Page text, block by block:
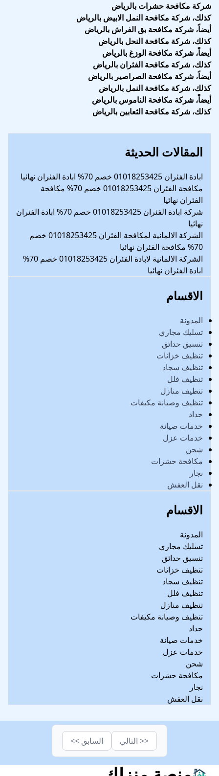
شركة مكافحة حشرات بالرياض
كذلك، شركة مكافحة النمل الابيض بالرياض
أيضاً، شركة مكافحة بق الفراش بالرياض
كذلك، شركة مكافحة النحل بالرياض
أيضاً، شركة مكافحة الوزغ بالرياض
كذلك، شركة مكافحة الفئران بالرياض
أيضاً، شركة مكافحة الصراصير بالرياض
كذلك، شركة مكافحة النمل بالرياض
أيضاً، شركة مكافحة الناموس بالرياض
كذلك، شركة مكافحة الثعابين بالرياض
المقالات الحديثة
ابادة الفئران 01018253425 خصم 70% ابادة الفئران نهائيا
مكافحة الفئران 01018253425 خصم 70% مكافحة
الفئران نهائيا
شركة ابادة الفئران 01018253425 خصم 70% ابادة الفئران
نهائيا
الشركة الالمانية لمكافحة الفئران 01018253425 خصم
70% مكافحة الفئران نهائيا
الشركة الالمانية لابادة الفئران 01018253425 خصم 70%
ابادة الفئران نهائيا
الاقسام
المدونة
تسليك مجاري
تنسيق حدائق
تنظيف خزانات
تنظيف سجاد
تنظيف فلل
تنظيف منازل
تنظيف وصيانة مكيفات
حداد
خدمات صيانة
خدمات عزل
شحن
مكافحة حشرات
نجار
نقل العفش
الاقسام
المدونة
تسليك مجاري
تنسيق حدائق
تنظيف خزانات
تنظيف سجاد
تنظيف فلل
تنظيف منازل
تنظيف وصيانة مكيفات
حداد
خدمات صيانة
خدمات عزل
شحن
مكافحة حشرات
نجار
نقل العفش
<< التالي السابق >>